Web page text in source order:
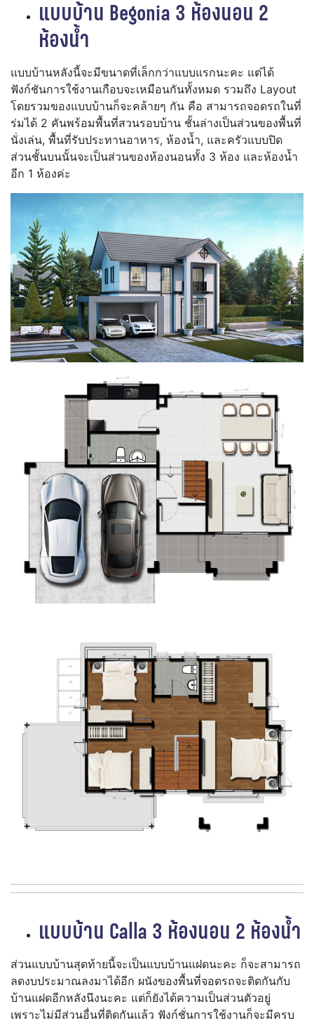
แบบบ้าน Begonia3 ห้องนอน 2
ห้องน้ำ
แบบบ้านหลังนี้จะมีขนาดที่เล็กกว่าแบบแรกนะคะ แต่ได้
ฟังก์ชันการใช้งานเกือบจะเหมือนกันทั้งหมด รวมถึง Layout
โดยรวมของแบบบ้านก็จะคล้ายๆ กัน คือ สามารถจอดรถในที่
ร่มได้ 2 คันพร้อมพื้นที่สวนรอบบ้าน ชั้นล่างเป็นส่วนของพื้นที่
นั่งเล่น, พื้นที่รับประทานอาหาร, ห้องน้ำ, และครัวแบบปิด
ส่วนชั้นบนนั้นจะเป็นส่วนของห้องนอนทั้ง 3 ห้อง และห้องน้ำ
อีก 1 ห้องค่ะ
แบบบ้าน Calla3 ห้องนอน 2 ห้องน้ำ
ส่วนแบบบ้านสุดท้ายนี้จะเป็นแบบบ้านแฝดนะคะ ก็จะสามารถ
ลดงบประมาณลงมาได้อีก ผนังของพื้นที่จอดรถจะติดกันกับ
บ้านแฝดอีกหลังนึงนะคะ แต่ก็ยังได้ความเป็นส่วนตัวอยู่
เพราะไม่มีส่วนอื่นที่ติดกันแล้ว ฟังก์ชั่นการใช้งานก็จะมีครบ